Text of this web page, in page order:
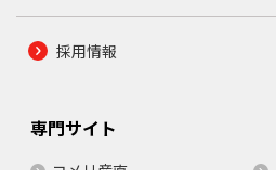
採用情報
専門サイト